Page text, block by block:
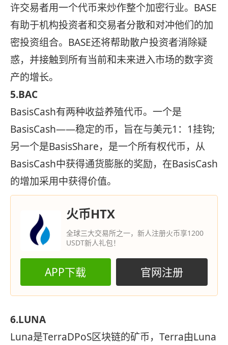
许交易者用一个代币来炒作整个加密行业。BASE
有助于机构投资者和交易者分散和对冲他们的加
密投资组合。BASE还将帮助散户投资者消除疑
惑，并接触到所有当前和未来进入市场的数字资
产的增长。
5.BAC
BasisCash有两种收益养殖代币。一个是
BasisCash——稳定的币，旨在与美元1：1挂钩;
另一个是BasisShare，是一个所有权代币，从
BasisCash中获得通货膨胀的奖励，在BasisCash
的增加采用中获得价值。
火币HTX
全球三大交易所之一，新人注册火币享1200
USDT新人礼包！
APP下载 官网注册
6.LUNA
Luna是TerraDPoS区块链的矿币，Terra由Luna